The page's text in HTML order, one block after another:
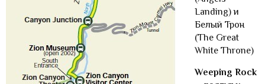
Landing) и
Белый Трон
(The Great
White Throne)
Weeping Rock